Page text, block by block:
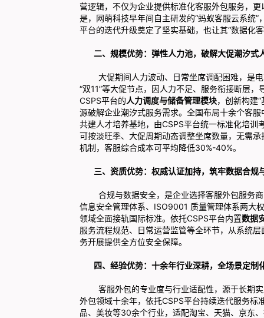
营逻辑，不仅为企业提供标准化客服外包服务，
是，网萌科技早年间自主研发的“蚂蚁客服云系统
平台的迭代升级奠定了坚实基础，也让其“数据化
二、规模优势：弹性人力池，破解大促潮汐式
大促期间人力波动、日常坐席调配困难，是电
“双11”等大促节点，因人力不足、服务衔接断层
CSPS平台的人力调度与储备管理模块，创新构建
源破解企业潮汐式服务需求。全国布局十余个客
共建人才培养基地，由CSPS平台统一标准化培
可按淡旺季、大促周期动态调整坐席数量，无需
机制，客服综合成本可平均降低30%-40%。
三、资质优势：权威认证加持，筑牢数据合规
合规与数据安全，是企业选择客服外包服务商
信息安全管理体系、ISO9001 质量管理体系两大
领域全面接轨国际标准。依托CSPS平台内置数据
服务流程规范、日常运营监管等全环节，从系统
务开展提供全方位安全保障。
四、经验优势：十余年行业深耕，全场景定制
客服外包的专业度与行业适配性，源于长期实
外包领域十余年，依托CSPS平台持续迭代服务
品、美妆等30余个行业，适配淘宝、天猫、京东